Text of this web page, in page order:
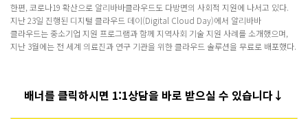
한편, 코로나19 확산으로 알리바바클라우드도 다방면의 사회적 지원에 나서고 있다.
지난 23일 진행된 디지털 클라우드 데이(Digital Cloud Day)에서 알리바바
클라우드는 중소기업 지원 프로그램과 함께 지역사회 기술 지원 사례를 소개했으며,
지난 3월에는 전 세계 의료진과 연구 기관을 위한 클라우드 솔루션을 무료로 배포했다.
배너를 클릭하시면 1:1상담을 바로 받으실 수 있습니다↓